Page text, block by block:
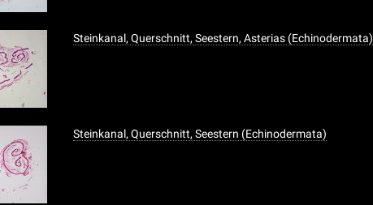
Steinkanal, Querschnitt, Seestern, Asterias (Echinodermata)
Steinkanal, Querschnitt, Seestern (Echinodermata)